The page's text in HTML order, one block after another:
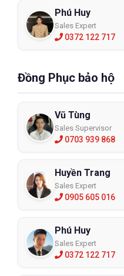
Phú Huy
Sales Expert
0372 122 717
Đồng Phục bảo hộ
Vũ Tùng
Sales Supervisor
0703 939 868
Huyền Trang
Sales Expert
0905 605 016
Phú Huy
Sales Expert
0372 122 717